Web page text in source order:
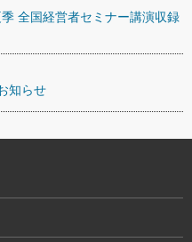
全国経営者セミナー講演収録
知らせ